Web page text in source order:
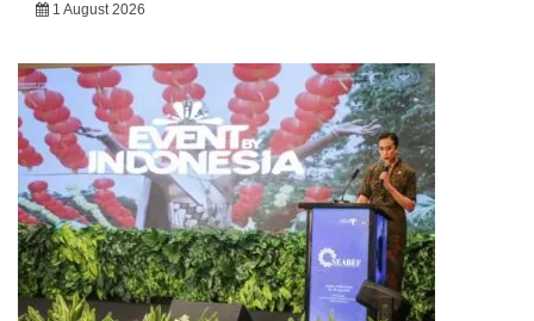
1 August 2026